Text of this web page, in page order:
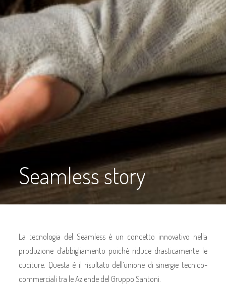
Seamless story
La tecnologia del Seamless è un concetto innovativo nella
produzione d’abbigliamento poiché riduce drasticamente le
cuciture. Questa è il risultato dell’unione di sinergie tecnico-
commerciali tra le Aziende del Gruppo Santoni.